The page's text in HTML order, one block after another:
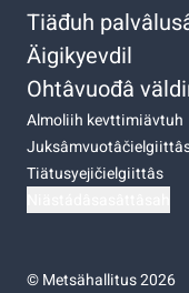
Tiäđuh
Äigikyevdil
Ohtâvuođâ
Almoliih kevttimiävtuh
Tiätusyejičielgiittâs
©Metsähallitus 2026